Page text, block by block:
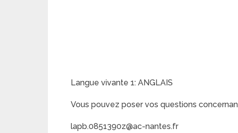
Langue vivante 1: ANGLAIS
Vous pouvez poser vos questions
lapb.0851390z@ac-nantes.fr